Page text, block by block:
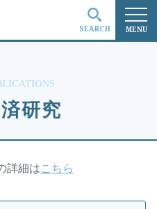
MENU
SEARCH
研究
詳細はこちら